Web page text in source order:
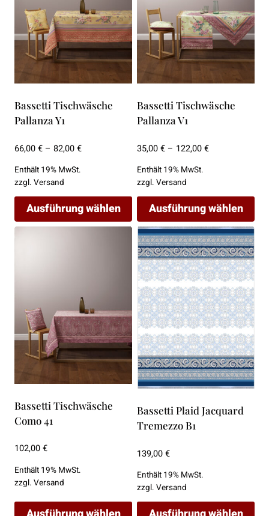
auf.
Die
Optionen
können
auf
Produktseite
gewählt
auf.
Die
Optionen
können
auf
Produktseite
gewählt
Bassetti Tischwäsche
Pallanza Y1
66,00€– 82,00€Preisspanne:
Enthält 19% MwSt.
zzgl. Versand
Ausführung wählen
Dieses
auf.
Die
Optionen
können
auf
Produktseite
gewählt
Bassetti Tischwäsche
Pallanza V1
35,00€– 122,00€Preisspanne:
Enthält 19% MwSt.
zzgl. Versand
Ausführung wählen
Dieses
Produkt
weist
mehrere
Varianten
auf.
Die
Optionen
können
auf
der
Produktseite
gewählt
Bassetti Tischwäsche
Como 41
102,00€
Enthält 19% MwSt.
zzgl. Versand
Bassetti Plaid Jacquard
Tremezzo B1
139,00€
Enthält 19% MwSt.
zzgl. Versand